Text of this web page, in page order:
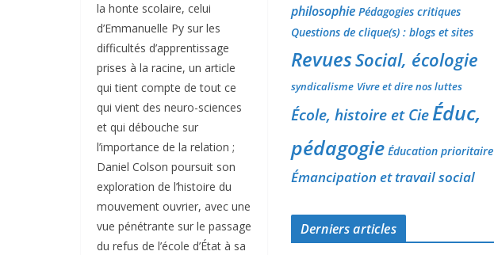
la honte scolaire, celui
d’Emmanuelle Py sur les
difficultés d’apprentissage
prises à la racine, un article
qui tient compte de tout ce
qui vient des neuro-sciences
et qui débouche sur
l’importance de la relation ;
Daniel Colson poursuit son
exploration de l’histoire du
mouvement ouvrier, avec une
vue pénétrante sur le passage
du refus de l’école d’État à sa
philosophie Pédagogies critiques
Questions de clique(s) : blogs et sites
RevuesSocial, écologie
syndicalisme Vivre et dire nos luttes
École, histoire et CieÉduc,
pédagogie Éducation prioritaire
Émancipation et travail social
Derniers articles